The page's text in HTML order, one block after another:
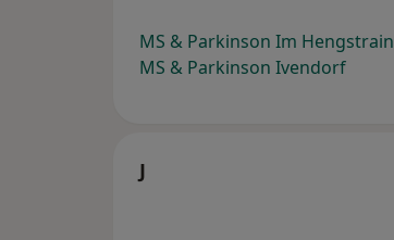
MS & Parkinson Im Hengstrain
MS & Parkinson Ivendorf
J